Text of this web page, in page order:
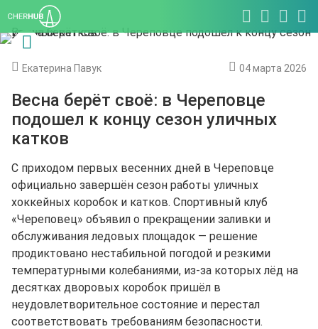
Екатерина Павук 04 марта 2026
Весна берёт своё: в Череповце
подошел к концу сезон уличных
катков
С приходом первых весенних дней в Череповце
официально завершён сезон работы уличных
хоккейных коробок и катков. Спортивный клуб
«Череповец» объявил о прекращении заливки и
обслуживания ледовых площадок — решение
продиктовано нестабильной погодой и резкими
температурными колебаниями, из-за которых лёд на
десятках дворовых коробок пришёл в
неудовлетворительное состояние и перестал
соответствовать требованиям безопасности.